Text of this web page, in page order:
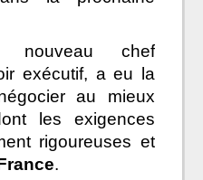
nouveau chef
exécutif, a eu la
au mieux
les exigences
rigoureuses et
.